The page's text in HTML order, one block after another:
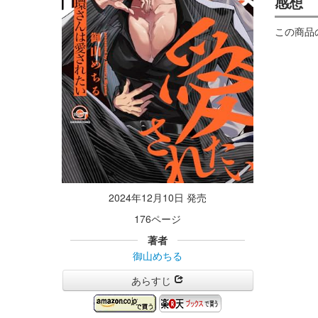
2024年12月10日 発売
176ページ
著者
御山めちる
あらすじ
この商品